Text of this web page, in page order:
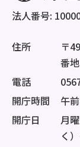
法人番号:
住所
〒
番地
電話
開庁時間
午
開庁日
月
く